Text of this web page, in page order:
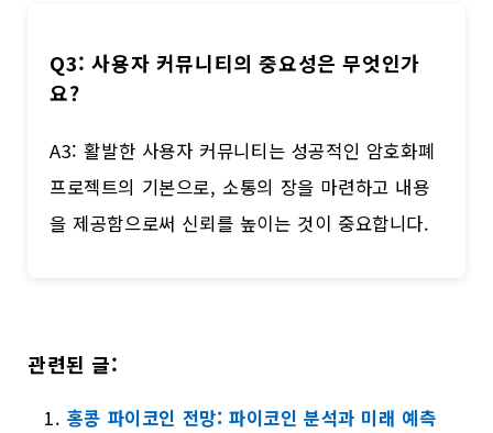
Q3: 사용자 커뮤니티의 중요성은 무엇인가
요?
A3: 활발한 사용자 커뮤니티는 성공적인 암호화폐
프로젝트의 기본으로, 소통의 장을 마련하고 내용
을 제공함으로써 신뢰를 높이는 것이 중요합니다.
관련된 글:
홍콩 파이코인 전망: 파이코인 분석과 미래 예측